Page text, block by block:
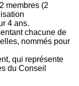
membres (2
4 ans.
chacune de
nommés pour
qui représente
du Conseil